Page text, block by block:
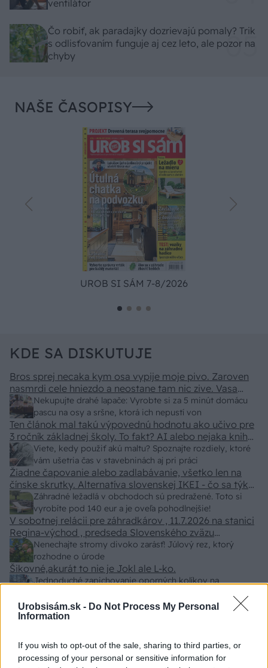
Urobsisám.sk - Do Not Process My Personal
Information
If you wish to opt-out of the sale, sharing to third parties, or
processing of your personal or sensitive information for
ventilátor
Čo robiť, ak paradajky dozrievajú pomaly? Trik
s odlisťovaním funguje aj cez leto, ale pozor na
chyby
NAŠE ČASOPISY
UROB SI SÁM 7-8/2026
KDE SA DISKUTUJE
Nekupujte drahé lapače: Vyrobte si za 5 minút domácu
pascu na osy a sršne, ktorá ich nepustí von
Bros sprej necaka kym osa vypije moje pivo. Zaroven
nasmrdi cele hniezdo a neostane tam nic zive. Vasa
pasca naucinke moc efektivne. Skor pritiahne slimaky
Viete, kedy použiť akú maltu? Spoznajte rozdiely, ktoré
vám ušetria čas v stavebninách aj pri práci
Ten článok mal takú výpovednú hodnotu ako učivo pre
3 ročník základnej školy. To fakt? AI alebo nejaka kniha
z VŠ? Dnešné rychlotvrdnuce malty - pevnosť 40 Mpa a
doba schnutia tak 15 minut , k tomu vodotesné s
kryštálikou. A rozdiel - schnutie a zretie. Nič?
Záhradné ležadlá v obchodoch sú predražené. Toto si
vyrobíte pod 140 eur a je oveľa pohodlnejšie!
Žiadne čapovanie alebo zadlabávanie, všetko len na
čínske skrutky. Alternatíva slovenskej IKEI - čo sa týka
pevnosti. Autor si nedal veľa námahy s remeselným
spracovaním, škoda. No lepšie než ten odpad z DTD
predávaný v Kauflande alebo Lídli.
Nenechajte stromy divoko zarásť! Júlový rez, ktorý
rozhodne o úrode
V sobotnej relácii pre záhradkárov , 11.7.2026 na stanici
Regina-východ , predseda Slovenského zväzu
záhradkárov pán Jakubech tvrdil, že to, že vlky sú
neproduktívne , nie je pravda. Aj vlky je možné použiť
pri formovaní koruny a budú rodiť.
Jednoduché zapichovanie oporných kolíkov na
Šikovné,akurát to nie je Jokl ale L-ko.
ZÁHRADA